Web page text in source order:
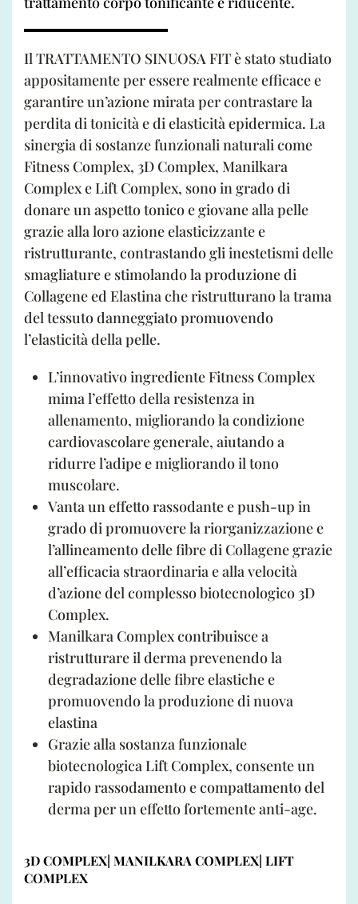
Il TRATTAMENTO SINUOSA FIT è stato studiato
appositamente per essere realmente efficace e
garantire un’azione mirata per contrastare la
perdita di tonicità e di elasticità epidermica. La
sinergia di sostanze funzionali naturali come
Fitness Complex, 3D Complex, Manilkara
Complex e Lift Complex, sono in grado di
donare un aspetto tonico e giovane alla pelle
grazie alla loro azione elasticizzante e
ristrutturante, contrastando gli inestetismi delle
smagliature e stimolando la produzione di
Collagene ed Elastina che ristrutturano la trama
del tessuto danneggiato promuovendo
l’elasticità della pelle.
L’innovativo ingrediente Fitness Complex
mima l’effetto della resistenza in
allenamento, migliorando la condizione
cardiovascolare generale, aiutando a
ridurre l’adipe e migliorando il tono
muscolare.
Vanta un effetto rassodante e push-up in
grado di promuovere la riorganizzazione e
l’allineamento delle fibre di Collagene grazie
all’efficacia straordinaria e alla velocità
d’azione del complesso biotecnologico 3D
Complex.
Manilkara Complex contribuisce a
ristrutturare il derma prevenendo la
degradazione delle fibre elastiche e
promuovendo la produzione di nuova
elastina
Grazie alla sostanza funzionale
biotecnologica Lift Complex, consente un
rapido rassodamento e compattamento del
derma per un effetto fortemente anti-age.
3D COMPLEX| MANILKARA COMPLEX| LIFT
COMPLEX